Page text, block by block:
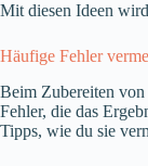
Mit diesen Ideen
Häufige Fehler
Beim Zubereiten
Fehler, die das
Tipps, wie du sie